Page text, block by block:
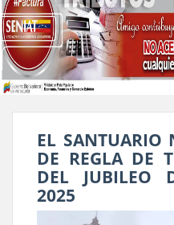
EL SANTUARIO
DE REGLA DE
DEL JUBILEO
2025